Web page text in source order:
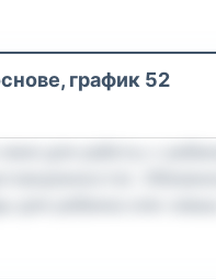
график 52
складывание
с детьми и